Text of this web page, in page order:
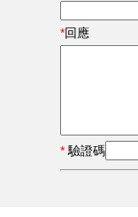
回應
驗證碼